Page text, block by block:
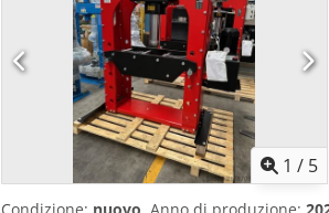
certificato CE realizzato con materiali
generare una forza di 30000 Kg. Ingombro
Distanza tra le spalle 695 mm
1 / 5
Condizione: nuovo , Anno di produzione: